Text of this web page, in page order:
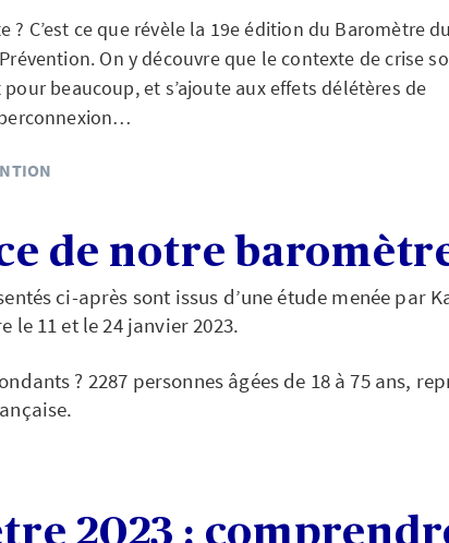
C’est ce que révèle la 19e édition du Baromètre du
On y découvre que le contexte de crise
beaucoup, et s’ajoute aux effets délétères de
de notre
ci-après sont issus d’une étude menée par
le 11 et le 24 janvier 2023.
? 2287 personnes âgées de 18 à 75 ans,
2023 :